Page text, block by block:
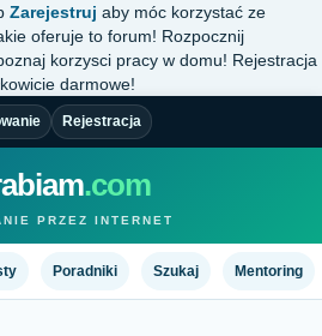
Zarejestruj aby móc korzystać ze
oferuje to forum! Rozpocznij
poznaj korzysci pracy w domu! Rejestracja
darmowe!
Rejestracja
.com
PRZEZ INTERNET
Poradniki Szukaj Mentoring